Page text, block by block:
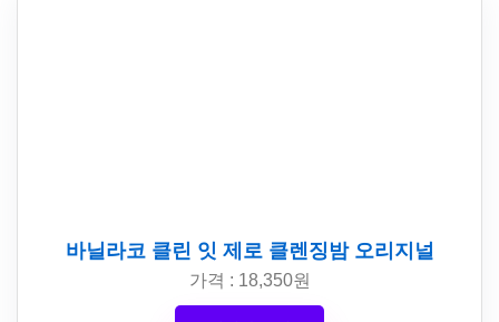
바닐라코 클린 잇 제로 클렌징밤 오리지널
가격 : 18,350원